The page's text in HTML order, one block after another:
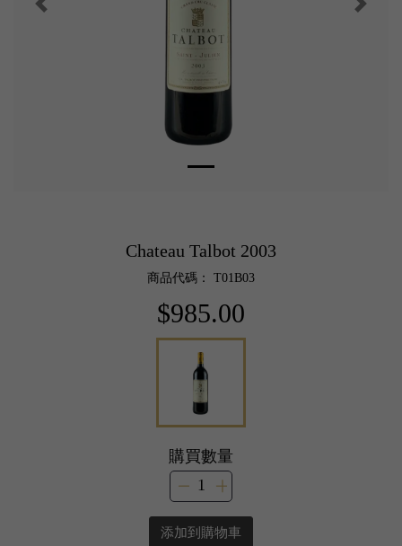
Chateau Talbot 2003
商品代碼： T01B03
$985.00
購買數量
添加到購物車